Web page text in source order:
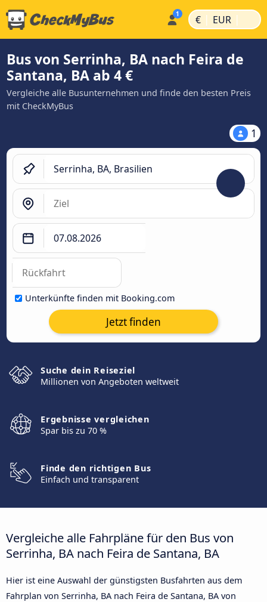
€ | EUR |
Bus von Serrinha, BA nach Feira de
Santana, BA ab 4 €
Vergleiche alle Busunternehmen und finde den besten Preis
mit CheckMyBus
1
Unterkünfte finden mit Booking.com
Jetzt finden
Suche dein Reiseziel
Millionen von Angeboten weltweit
Ergebnisse vergleichen
Spar bis zu 70 %
Finde den richtigen Bus
Einfach und transparent
Vergleiche alle Fahrpläne für den Bus von
Serrinha, BA nach Feira de Santana, BA
Hier ist eine Auswahl der günstigsten Busfahrten aus dem
Fahrplan von Serrinha, BA nach Feira de Santana, BA von